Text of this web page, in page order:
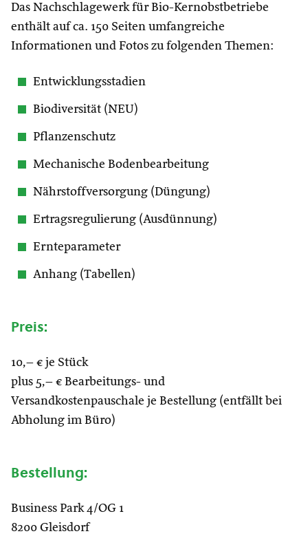
Das Nachschlagewerk für Bio-Kernobstbetriebe
enthält auf ca. 150 Seiten umfangreiche
Informationen und Fotos zu folgenden Themen:
Entwicklungsstadien
Biodiversität (NEU)
Pflanzenschutz
Mechanische Bodenbearbeitung
Nährstoffversorgung (Düngung)
Ertragsregulierung (Ausdünnung)
Ernteparameter
Anhang (Tabellen)
Preis:
10,– € je Stück
plus 5,– € Bearbeitungs- und
Versandkostenpauschale je Bestellung (entfällt bei
Abholung im Büro)
Bestellung:
Business Park 4/OG 1
8200 Gleisdorf